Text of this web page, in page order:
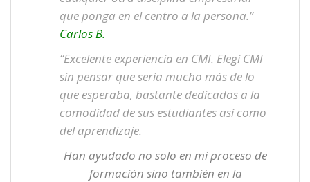
que ponga en el centro a la persona.”
Carlos B.
“Excelente experiencia en CMI. Elegí CMI
sin pensar que sería mucho más de lo
que esperaba, bastante dedicados a la
comodidad de sus estudiantes así como
del aprendizaje.
Han ayudado no solo en mi proceso de
formación sino también en la